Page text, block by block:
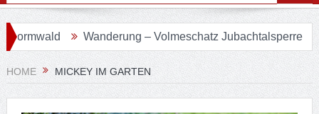
Wanderung – Volmeschatz Jubachtalsperre
HOME MICKEY IM GARTEN